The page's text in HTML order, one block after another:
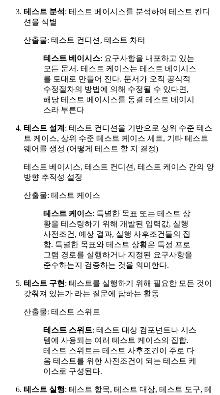
테스트 분석 : 테스트 베이시스를 분석하여 테스트 컨디
션을 식별
산출물: 테스트 컨디션, 테스트 차터
테스트 베이시스: 요구사항을 내포하고 있는
모든 문서. 테스트 케이스는 테스트 베이시스
를 토대로 만들어 진다. 문서가 오직 공식적
수정절차의 방법에 의해 수정될 수 있다면,
해당 테스트 베이시스를 동결 테스트 베이시
스라 부른다
테스트 설계 : 테스트 컨디션을 기반으로 상위 수준 테스
트 케이스, 상위 수준 테스트 케이스 세트, 기타 테스트
웨어를 생성 (어떻게 테스트 할 지 결정)
테스트 베이시스, 테스트 컨디션, 테스트 케이스 간의 양
방향 추적성 설정
산출물: 테스트 케이스
테스트 케이스: 특별한 목표 또는 테스트 상
황을 테스팅하기 위해 개발된 입력값, 실행
사전조건, 예상 결과, 실행 사후조건들의 집
합. 특별한 목표와 테스트 상황은 특정 프로
그램 경로를 실행하거나 지정된 요구사항을
준수하는지 검증하는 것을 의미한다.
테스트 구현 : 테스트를 실행하기 위해 필요한 모든 것이
갖춰져 있는가 라는 질문에 답하는 활동
산출물: 테스트 스위트
테스트 스위트: 테스트 대상 컴포넌트나 시스
템에 사용되는 여러 테스트 케이스의 집합.
테스트 스위트는 테스트 사후조건이 주로 다
음 테스트를 위한 사전조건이 되는 테스트 케
이스로 구성된다.
테스트 실행: 테스트 항목, 테스트 대상, 테스트 도구, 테